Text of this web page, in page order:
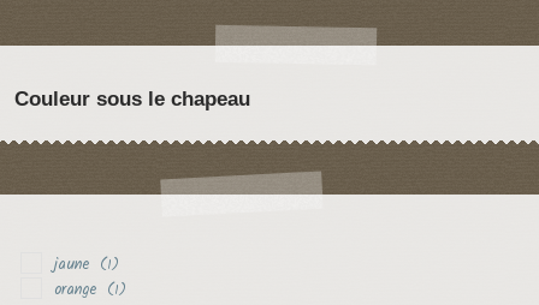
Couleur sous le chapeau
jaune (1)
orange (1)